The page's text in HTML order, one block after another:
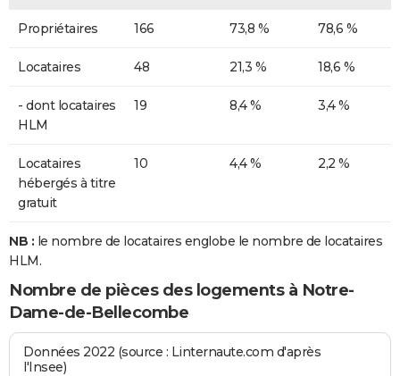
Propriétaires 166 73,8 % 78,6 %
Locataires 48 21,3 % 18,6 %
- dont locataires
HLM
19 8,4 % 3,4 %
Locataires
hébergés à titre
gratuit
10 4,4 % 2,2 %
NB : le nombre de locataires englobe le nombre de locataires
HLM.
Nombre de pièces des logements à Notre-
Dame-de-Bellecombe
Données 2022 (source : Linternaute.com d'après
l'Insee)